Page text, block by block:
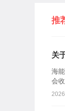
推
关
海
会
股